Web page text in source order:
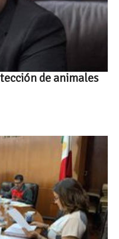
de animales